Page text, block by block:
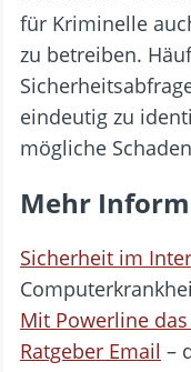
für Kriminelle
zu betreiben.
eindeutig zu
mögliche
Mehr
Sicherheit im
Mit Powerline
Ratgeber Email –